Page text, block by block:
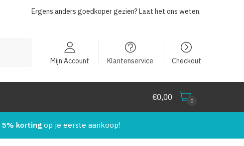
Ergens anders goedkoper gezien?Laat het ons weten.
Mijn Account Klantenservice Checkout
€0,00 0
5% kortingop je eerste aankoop!